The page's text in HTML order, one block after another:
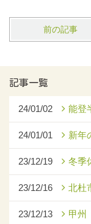
前の記事
記事一覧
24/01/02 能登
24/01/01 新年
23/12/19 冬季
23/12/16 北杜
23/12/13 甲